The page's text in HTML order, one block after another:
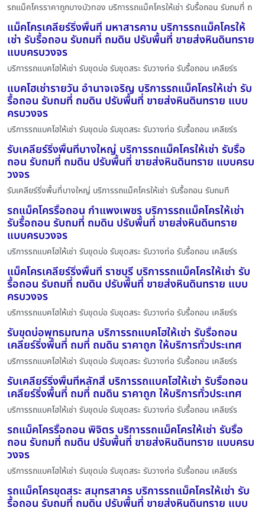
รถแม็คโครราคาถูกบางบัวทอง บริการรถแม็คโครให้เช่า รับรื้อถอน รับถมที่ ถ
แม็คโครเคลียร์ริ่งพื้นที่ มหาสารคาม บริการรถแม็คโครให้
เช่า รับรื้อถอน รับถมที่ ถมดิน ปรับพื้นที่ ขายส่งหินดินทราย
แบบครบวงจร
บริการรถแบคโฮให้เช่า รับขุดบ่อ รับขุดสระ รับวางท่อ รับรื้อถอน เคลียร์ร
แบคโฮเช่ารายวัน อำนาจเจริญ บริการรถแม็คโครให้เช่า รับ
รื้อถอน รับถมที่ ถมดิน ปรับพื้นที่ ขายส่งหินดินทราย แบบ
ครบวงจร
บริการรถแบคโฮให้เช่า รับขุดบ่อ รับขุดสระ รับวางท่อ รับรื้อถอน เคลียร์ร
รับเคลียร์ริ่งพื้นที่บางใหญ่ บริการรถแม็คโครให้เช่า รับรื้อ
ถอน รับถมที่ ถมดิน ปรับพื้นที่ ขายส่งหินดินทราย แบบครบ
วงจร
รับเคลียร์ริ่งพื้นที่บางใหญ่ บริการรถแม็คโครให้เช่า รับรื้อถอน รับถมที
รถแม็คโครรื้อถอน กำแพงเพชร บริการรถแม็คโครให้เช่า
รับรื้อถอน รับถมที่ ถมดิน ปรับพื้นที่ ขายส่งหินดินทราย
แบบครบวงจร
บริการรถแบคโฮให้เช่า รับขุดบ่อ รับขุดสระ รับวางท่อ รับรื้อถอน เคลียร์ร
แม็คโครเคลียร์ริ่งพื้นที่ ราชบุรี บริการรถแม็คโครให้เช่า รับ
รื้อถอน รับถมที่ ถมดิน ปรับพื้นที่ ขายส่งหินดินทราย แบบ
ครบวงจร
บริการรถแบคโฮให้เช่า รับขุดบ่อ รับขุดสระ รับวางท่อ รับรื้อถอน เคลียร์ร
รับขุดบ่อพุทธมณฑล บริการรถแบคโฮให้เช่า รับรื้อถอน
เคลียร์ริ่งพื้นที่ ถมที่ ถมดิน ราคาถูก ให้บริการทั่วประเทศ
บริการรถแบคโฮให้เช่า รับขุดบ่อ รับขุดสระ รับวางท่อ รับรื้อถอน เคลียร์ร
รับเคลียร์ริ่งพื้นที่หลักสี่ บริการรถแบคโฮให้เช่า รับรื้อถอน
เคลียร์ริ่งพื้นที่ ถมที่ ถมดิน ราคาถูก ให้บริการทั่วประเทศ
บริการรถแบคโฮให้เช่า รับขุดบ่อ รับขุดสระ รับวางท่อ รับรื้อถอน เคลียร์ร
รถแม็คโครรื้อถอน พิจิตร บริการรถแม็คโครให้เช่า รับรื้อ
ถอน รับถมที่ ถมดิน ปรับพื้นที่ ขายส่งหินดินทราย แบบครบ
วงจร
บริการรถแบคโฮให้เช่า รับขุดบ่อ รับขุดสระ รับวางท่อ รับรื้อถอน เคลียร์ร
รถแม็คโครขุดสระ สมุทรสาคร บริการรถแม็คโครให้เช่า รับ
รื้อถอน รับถมที่ ถมดิน ปรับพื้นที่ ขายส่งหินดินทราย แบบ